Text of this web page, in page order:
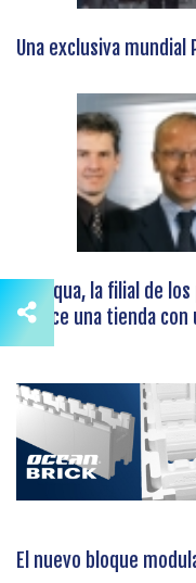
Una exclusiva mundial
Peraqua, la filial de
ofrece una tienda
El nuevo bloque